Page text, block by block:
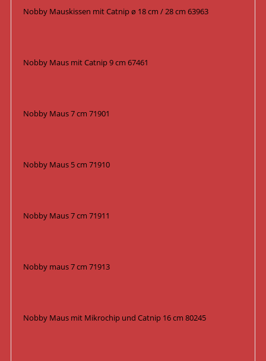
Nobby Mauskissen mit Catnip ø 18 cm / 28 cm 63963
Nobby Maus mit Catnip 9 cm 67461
Nobby Maus 7 cm 71901
Nobby Maus 5 cm 71910
Nobby Maus 7 cm 71911
Nobby maus 7 cm 71913
Nobby Maus mit Mikrochip und Catnip 16 cm 80245